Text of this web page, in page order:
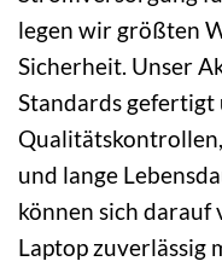
legen wir größten
Sicherheit. Unser
Standards
und lange
können sich darauf
Laptop zuverlässig